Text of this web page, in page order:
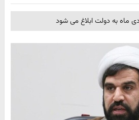
ماه به دولت ابلاغ می شود